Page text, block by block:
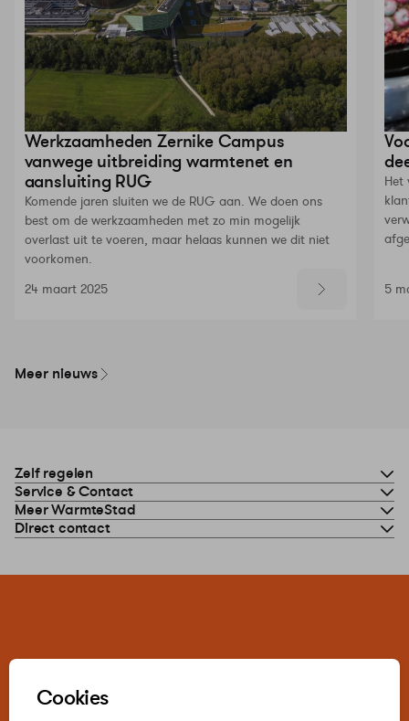
Cookies
Werkzaamheden Zernike Campus
vanwege uitbreiding warmtenet en
aansluiting RUG
Komende jaren sluiten we de RUG aan. We doen ons
best om de werkzaamheden met zo min mogelijk
overlast uit te voeren, maar helaas kunnen we dit niet
voorkomen.
24 maart 2025
Het
5
Meer nieuws
Zelf regelen
Service & Contact
Meer WarmteStad
Direct contact